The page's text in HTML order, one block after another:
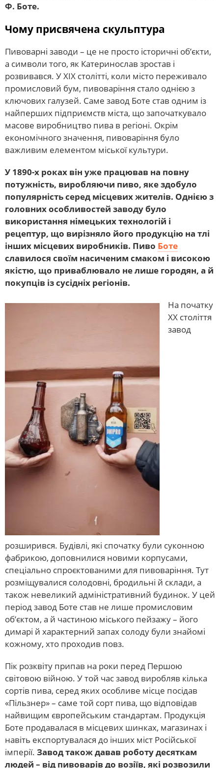
Ф. Боте.
Чому присвячена скульптура
Пивоварні заводи – це не просто історичні об’єкти,
а символи того, як Катеринослав зростав і
розвивався. У XIX столітті, коли місто переживало
промисловий бум, пивоваріння стало однією з
ключових галузей. Саме завод Боте став одним із
найперших підприємств міста, що започаткувало
масове виробництво пива в регіоні. Окрім
економічного значення, пивоваріння було
важливим елементом міської культури.
У 1890-х роках він уже працював на повну
потужність, виробляючи пиво, яке здобуло
популярність серед місцевих жителів. Однією з
головних особливостей заводу було
використання німецьких технологій і
рецептур, що вирізняло його продукцію на тлі
інших місцевих виробників. Пиво Боте
славилося своїм насиченим смаком і високою
якістю, що приваблювало не лише городян, а й
покупців із сусідніх регіонів.
На початку
XX століття
завод
розширився. Будівлі, які спочатку були суконною
фабрикою, доповнилися новими корпусами,
спеціально спроєктованими для пивоваріння. Тут
розміщувалися солодовні, бродильні й склади, а
також невеликий адміністративний будинок. У цей
період завод Боте став не лише промисловим
об’єктом, а й частиною міського пейзажу – його
димарі й характерний запах солоду були знайомі
кожному, хто проходив повз.
Пік розквіту припав на роки перед Першою
світовою війною. У той час завод виробляв кілька
сортів пива, серед яких особливе місце посідав
«Пільзнер» – саме той сорт пива, що відповідав
найвищим європейським стандартам. Продукція
Боте продавалася в місцевих шинках, магазинах і
навіть експортувалася до інших міст Російської
імперії. Завод також давав роботу десяткам
людей – від пивоварів до возіїв, які розвозили